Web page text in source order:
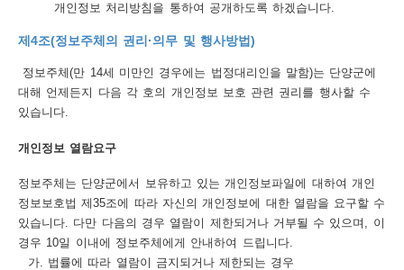
개인정보 처리방침을 통하여 공개하도록 하겠습니다.
제4조(정보주체의 권리·의무 및 행사방법)
정보주체(만 14세 미만인 경우에는 법정대리인을 말함)는 단양군에
대해 언제든지 다음 각 호의 개인정보 보호 관련 권리를 행사할 수
있습니다.
개인정보 열람요구
정보주체는 단양군에서 보유하고 있는 개인정보파일에 대하여 개인
정보보호법 제35조에 따라 자신의 개인정보에 대한 열람을 요구할 수
있습니다. 다만 다음의 경우 열람이 제한되거나 거부될 수 있으며, 이
경우 10일 이내에 정보주체에게 안내하여 드립니다.
가. 법률에 따라 열람이 금지되거나 제한되는 경우
집
단
수
뷰
어